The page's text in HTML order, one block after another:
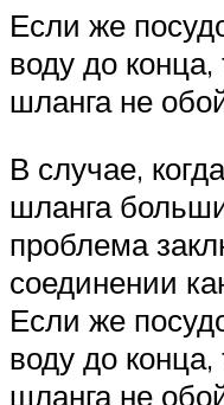
Если же
воду до конца,
шланга не
В случае,
шланга
проблема
соединении
Если же
воду до конца,
шланга не